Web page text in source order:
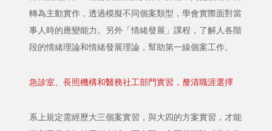
轉為主動實作，透過模擬不同個案類型，學會實際面對當
事人時的應變能力。另外「情緒發展」課程，了解人各階
段的情緒理論和情緒發展理論，幫助第一線個案工作。
急診室、長照機構和醫務社工部門實習，釐清職涯選擇
系上規定需經歷大三個案實習，與大四的方案實習，才能